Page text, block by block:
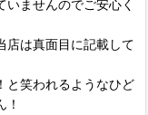
ませんのでご安心く
店は真面目に記載して
と笑われるようなひど